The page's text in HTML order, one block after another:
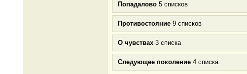
Попадалово 5 списков
Противостояние 9 списков
О чувствах 3 списка
Следующее поколение 4 списка